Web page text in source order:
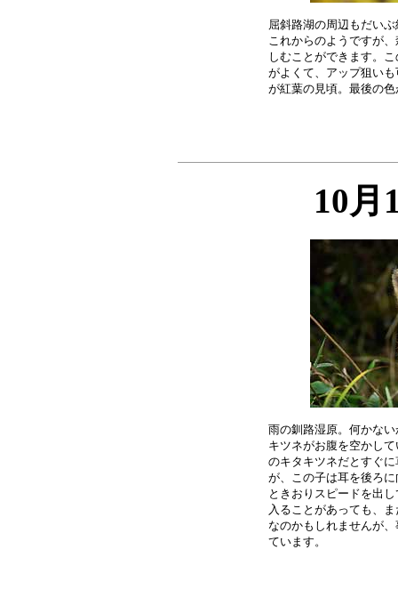
屈斜路湖の周辺もだい
これからのようですが
しむことができます。
がよくて、アップ狙い
10月
雨の釧路湿原。何かな
キツネがお腹を空かし
のキタキツネだとすぐ
が、この子は耳を後ろ
ときおりスピードを出
入ることがあっても、
なのかもしれませんが